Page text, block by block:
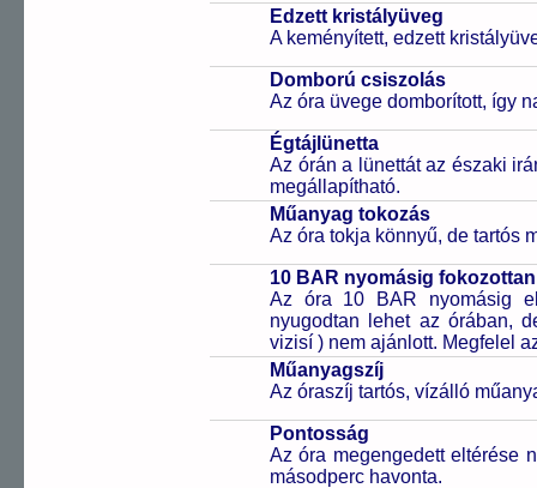
Edzett kristályüveg
A keményített, edzett
Domború csiszolás
Az óra üvege domborított, így
Égtájlünetta
Az órán a lünettát az északi
megállapítható.
Műanyag tokozás
Az óra tokja könnyű, de tartós
10 BAR nyomásig
Az óra 10 BAR nyomásig
nyugodtan lehet az órában,
vizisí ) nem ajánlott. Megfelel
Műanyagszíj
Az óraszíj tartós, vízálló
Pontosság
Az óra megengedett eltérése
másodperc havonta.